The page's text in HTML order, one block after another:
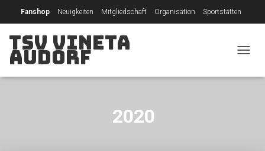
Fanshop Neuigkeiten Mitgliedschaft Organisation Sportstätten
Sponsoring Raumbuchungssystem
TSV Vineta
Audorf
2020